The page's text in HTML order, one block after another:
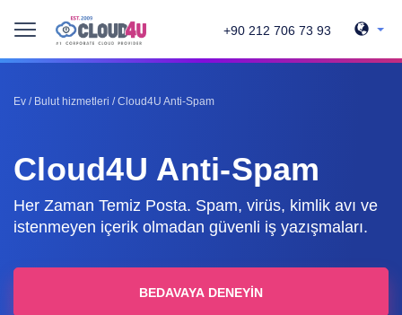
+90 212 706 73 93
Ev / Bulut hizmetleri /Cloud4U Anti-Spam
Cloud4U Anti-Spam
Her Zaman Temiz Posta. Spam, virüs, kimlik avı ve
istenmeyen içerik olmadan güvenli iş yazışmaları.
BEDAVAYA DENEYIN